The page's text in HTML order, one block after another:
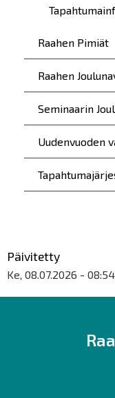
Raahen Pimiät
Raahen
Seminaarin
Uudenvuoden
Päivitetty
Ke, 08.07.2026 - 08:54